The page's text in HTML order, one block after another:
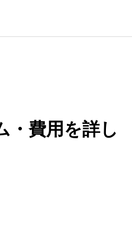
・費用を詳し